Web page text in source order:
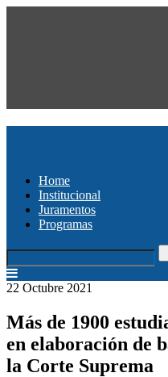
Home
Institucional
Juramentos
Programas
22 Octubre 2021
Más de 1900
en elaboración de
la Corte Suprema